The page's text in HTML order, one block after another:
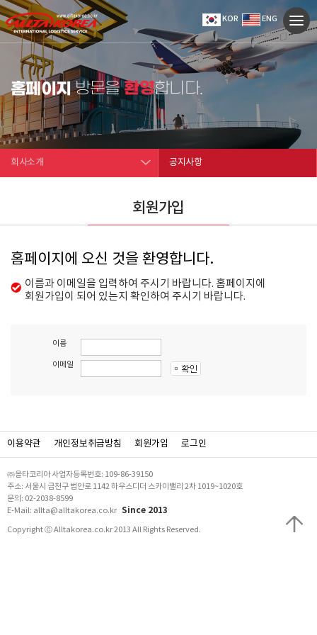
KOR ENG
홈페이지방문을환영합니다.
회사소개 공지사항
회원가입
홈페이지에 오신 것을 환영합니다.
이름과 이메일을 입력하여 주시기 바랍니다. 홈페이지에
회원가입이 되어 있는지 확인하여 주시기 바랍니다.
이름
이메일
이용약관 개인정보취급방침 회원가입 로그인
㈜올타코리아 사업자등록번호: 109-86-39150
주소: 서울시 금천구 범안로 1142 하우스디더 스카이밸리 2차 1019~1020호
문의: 02-2038-8599
E-Mail: allta@alltakorea.co.kr Since 2013
Copyright ⓒ Alltakorea.co.kr 2013 All Rights Reserved.